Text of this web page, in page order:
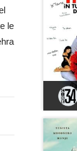
le